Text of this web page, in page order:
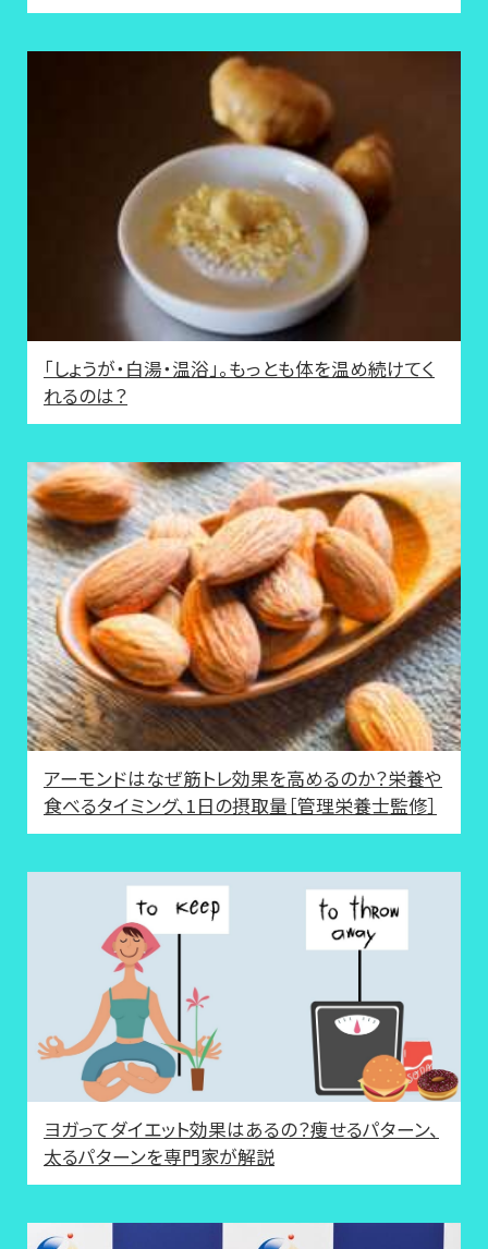
「しょうが・白湯・温浴」。もっとも体を温め続けてく
れるのは？
アーモンドはなぜ筋トレ効果を高めるのか？栄養や
食べるタイミング、1日の摂取量［管理栄養士監修］
ヨガってダイエット効果はあるの？痩せるパターン、
太るパターンを専門家が解説